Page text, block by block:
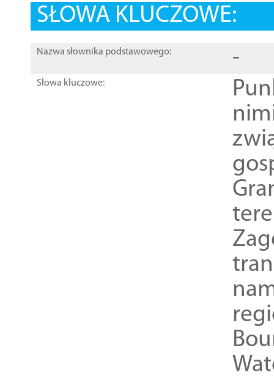
SŁOWA KLUCZOWE:
Nazwa słownika podstawowego: -
Słowa kluczowe: